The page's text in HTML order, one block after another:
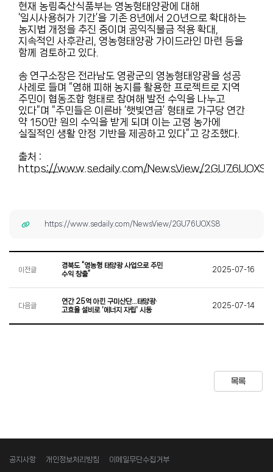
현재 농림축산식품부는 영농형태양광에 대해
‘일시사용허가 기간’을 기존 8년에서 20년으로 확대하는
농지법 개정을 추진 중이며 공익직불금 적용 확대,
지속적인 사후관리, 영농형태양광 가이드라인 마련 등을
함께 검토하고 있다.
송 연구소장은 전라남도 영광군의 영농형태양광을 성공
사례로 들며 “염해 피해 농지를 활용한 프로젝트로 지역
주민이 협동조합 형태로 참여해 발전 수익을 나누고
있다”며 “주민들은 이른바 ‘햇빛연금’ 형태로 가구당 연간
약 150만 원의 수익을 받게 되며 이는 고령 농가에
실질적인 생활 안정 기반을 제공하고 있다”고 강조했다.
출처 :
https://www.sedaily.com/NewsView/2GU76UOXS8
https://www.sedaily.com/NewsView/2GU76UOXS8
이전글
경북도 “영농형 태양광 사업으로 주민
수익 창출”
2025-07-16
다음글
연간 25억 아낀 구미산단…태양광·
고효율 설비로 '에너지 자립' 시동
2025-07-14
목록
공지사항 개인정보처리방침 이메일무단수집거부